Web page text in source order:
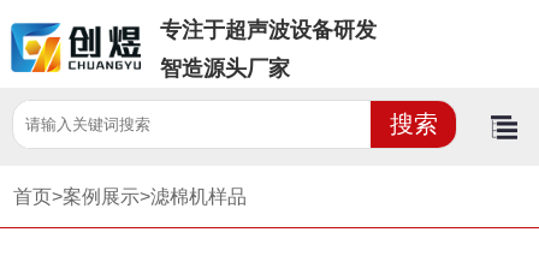
专注于超声波设备研发
智造源头厂家
首页>案例展示>滤棉机样品